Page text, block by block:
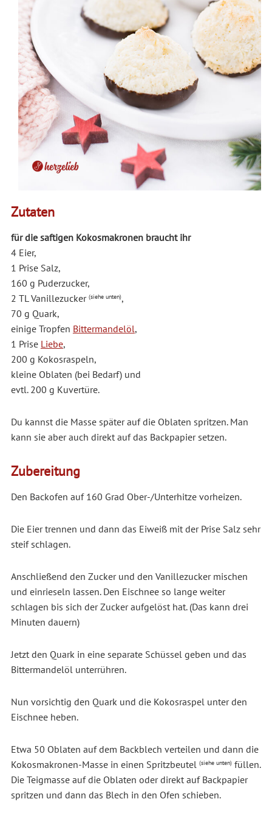
Zutaten
für die saftigen Kokosmakronen braucht ihr
4 Eier,
1 Prise Salz,
160 g Puderzucker,
2 TL Vanillezucker (siehe unten),
70 g Quark,
einige Tropfen Bittermandelöl,
1 Prise Liebe,
200 g Kokosraspeln,
kleine Oblaten (bei Bedarf) und
evtl. 200 g Kuvertüre.
Du kannst die Masse später auf die Oblaten spritzen. Man
kann sie aber auch direkt auf das Backpapier setzen.
Zubereitung
Den Backofen auf 160 Grad Ober-/Unterhitze vorheizen.
Die Eier trennen und dann das Eiweiß mit der Prise Salz sehr
steif schlagen.
Anschließend den Zucker und den Vanillezucker mischen
und einrieseln lassen. Den Eischnee so lange weiter
schlagen bis sich der Zucker aufgelöst hat. (Das kann drei
Minuten dauern)
Jetzt den Quark in eine separate Schüssel geben und das
Bittermandelöl unterrühren.
Nun vorsichtig den Quark und die Kokosraspel unter den
Eischnee heben.
Etwa 50 Oblaten auf dem Backblech verteilen und dann die
Kokosmakronen-Masse in einen Spritzbeutel (siehe unten)füllen.
Die Teigmasse auf die Oblaten oder direkt auf Backpapier
spritzen und dann das Blech in den Ofen schieben.